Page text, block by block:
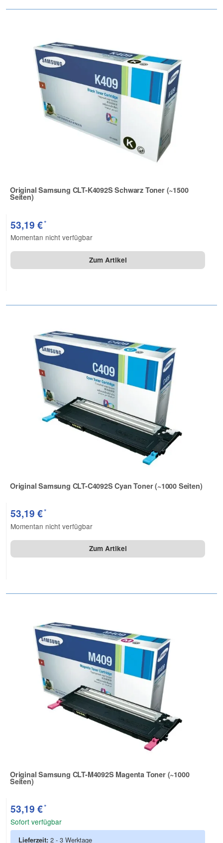
Original Samsung CLT-K4092S Schwarz Toner (~1500
Seiten)
Zur Artikelbewertung
53,19 €*
Momentan nicht verfügbar
Zum Artikel
Original Samsung CLT-C4092S Cyan Toner (~1000 Seiten)
Zur Artikelbewertung
53,19 €*
Momentan nicht verfügbar
Zum Artikel
Original Samsung CLT-M4092S Magenta Toner (~1000
Seiten)
Zur Artikelbewertung
53,19 €*
Sofort verfügbar
Lieferzeit: 2 - 3 Werktage